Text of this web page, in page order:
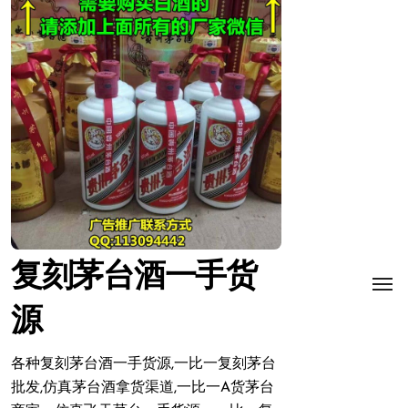
到
内
容
复刻茅台酒一手货
源
各种复刻茅台酒一手货源,一比一复刻茅台
批发,仿真茅台酒拿货渠道,一比一A货茅台